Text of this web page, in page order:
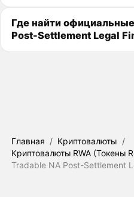
Где найти
Post-Settlement Legal
Главная / Криптовалюты /
Криптовалюты RWA (Токены
Tradable NA Post-Settlement